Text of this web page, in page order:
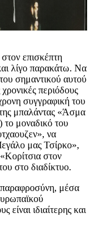
στον επισκέπτη
λίγο παρακάτω. Να
σημαντικού αυτού
περιόδους
συγγραφική του
της μπαλάντας «Άσμα
το μοναδικό του
να
μας Τσίρκο»,
στον
στο διαδίκτυο.
μέσα
είναι ιδιαίτερης και